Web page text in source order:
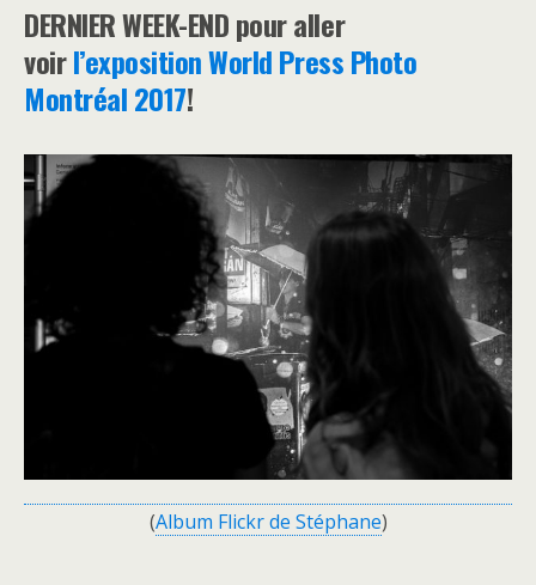
DERNIER WEEK-END pour aller
voirl’exposition World Press Photo
Montréal 2017!
(Album Flickr de Stéphane)